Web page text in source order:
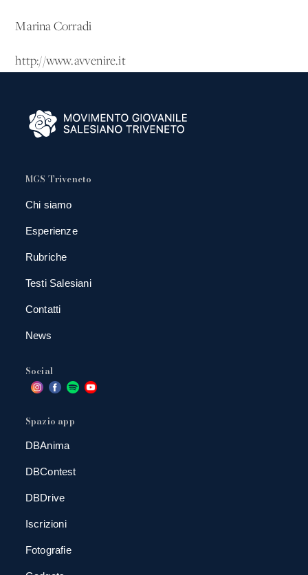
Marina Corradi
http://www.avvenire.it
MGS Triveneto
Chi siamo
Esperienze
Rubriche
Testi Salesiani
Contatti
News
Social
Spazio app
DBAnima
DBContest
DBDrive
Iscrizioni
Fotografie